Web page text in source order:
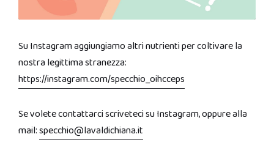
Su Instagram aggiungiamo altri nutrienti per coltivare la
nostra legittima stranezza:
https://instagram.com/specchio_oihcceps
Se volete contattarci scriveteci su Instagram, oppure alla
mail:specchio@lavaldichiana.it